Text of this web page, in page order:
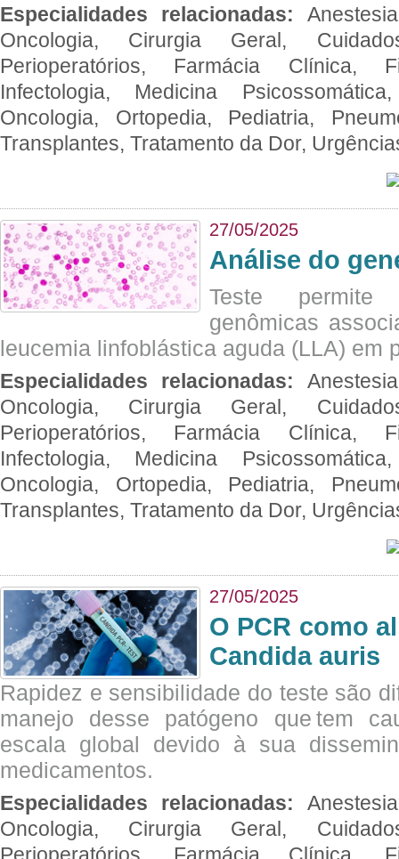
Especialidades relacionadas:
Oncologia, Cirurgia Geral,
Perioperatórios, Farmácia Clínica,
Infectologia, Medicina
Oncologia, Ortopedia, Pediatria,
Transplantes, Tratamento da Dor,
27/05/2025
Análise do
Teste permite
genômicas
leucemia linfoblástica aguda (LLA) em
Especialidades relacionadas:
Oncologia, Cirurgia Geral,
Perioperatórios, Farmácia Clínica,
Infectologia, Medicina
Oncologia, Ortopedia, Pediatria,
Transplantes, Tratamento da Dor,
27/05/2025
O PCR como
Candida auris
Rapidez e sensibilidade do teste são
manejo desse patógeno que tem
escala global devido à sua
medicamentos.
Especialidades relacionadas:
Oncologia, Cirurgia Geral,
Perioperatórios, Farmácia Clínica,